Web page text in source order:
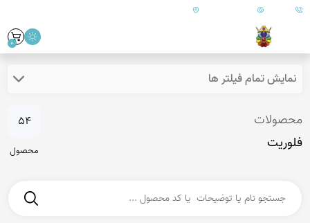
09179890157 ایران - فارس - کازرون
0
نمایش تمام فیلتر ها
محصولات
فلوریت
54
محصول